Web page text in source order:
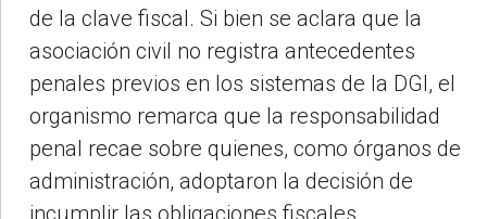
de la clave fiscal. Si bien se aclara que la
asociación civil no registra antecedentes
penales previos en los sistemas de la DGI, el
organismo remarca que la responsabilidad
penal recae sobre quienes, como órganos de
administración, adoptaron la decisión de
incumplir las obligaciones fiscales.